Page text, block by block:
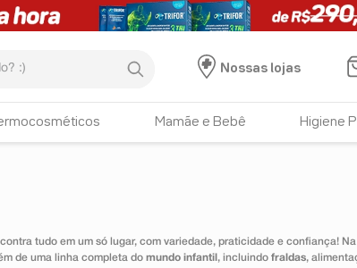
Nossas lojas
Mamãe e Bebê Higiene
tudo em um só lugar, com variedade, praticidade e confiança! Na
de uma linha completa do mundo infantil , incluindo fraldas,